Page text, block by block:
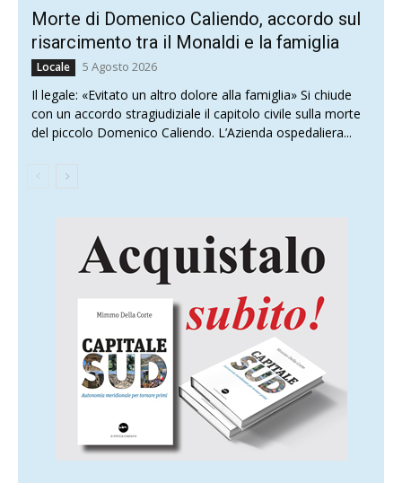
Morte di Domenico Caliendo, accordo sul
risarcimento tra il Monaldi e la famiglia
Locale 5 Agosto 2026
Il legale: «Evitato un altro dolore alla famiglia» Si chiude
con un accordo stragiudiziale il capitolo civile sulla morte
del piccolo Domenico Caliendo. L’Azienda ospedaliera...